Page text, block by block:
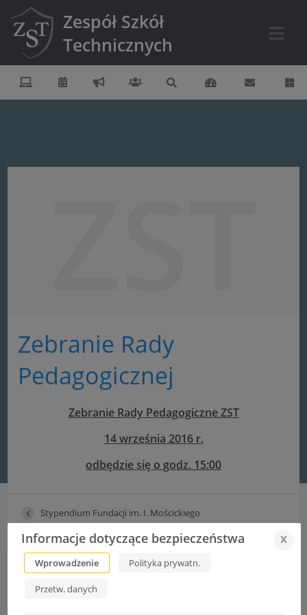
Zespół Szkół
Technicznych
Zebranie Rady
Pedagogicznej
Zebranie Rady Pedagogiczne ZST
14 września 2016 r.
odbędzie się o godz. 15:00
Stypendium Fundacji im. I. Mościckiego
Wakat – elektronik
Informacje dotyczące bezpieczeństwa x
Wprowadzenie Polityka prywatn.
Przetw. danych